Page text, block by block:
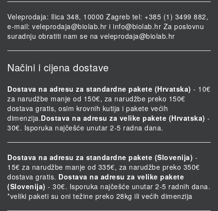
Veleprodaja: Ilica 348, 10000 Zagreb tel: +385 (1) 3499 882,
e-mail: veleprodaja@biolab.hr i info@biolab.hr Za poslovnu
suradnju obratiti nam se na veleprodaja@biolab.hr
Načini i cijena dostave
Dostava na adresu za standardne pakete (Hrvatska) - 10€
za narudžbe manje od 150€, za narudžbe preko 150€
dostava gratis, osim krovnih kutija i pakete većih
dimenzija.Dostava na adresu za velike pakete (Hrvatska) -
30€. Isporuka najčešće unutar 2-5 radna dana.
Dostava na adresu za standardne pakete (Slovenija) -
15€ za narudžbe manje od 335€, za narudžbe preko 350€
dostava gratis. Dostava na adresu za velike pakete
(Slovenija) - 30€. Isporuka najčešće unutar 2-5 radnih dana.
*veliki paketi su oni težine preko 28kg ili većih dimenzija